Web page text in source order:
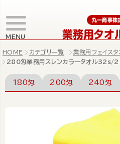
MENU
丸一商事株
業務用タオ
HOME カテゴリ一覧
業務用フェイス
280匁業務用スレンカラータオル32s/2
180匁 200匁 240匁